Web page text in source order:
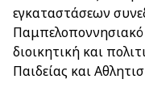
εγκαταστάσεων
Παμπελοποννησιακό
διοικητική και
Παιδείας και